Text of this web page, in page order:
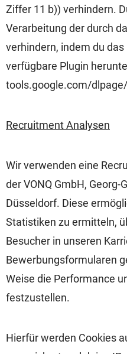
Ziffer 11 b)) verhindern.
Verarbeitung der durch
verhindern, indem du
verfügbare Plugin
tools.google.com/
Recruitment Analysen
Wir verwenden eine
der VONQ GmbH, Georg-
Düsseldorf. Diese
Statistiken zu ermitteln,
Besucher in unseren
Bewerbungsformularen
Weise die Performance
festzustellen.
Hierfür werden Cookies